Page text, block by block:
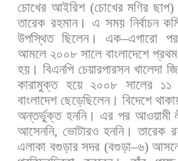
চোখের আইরিশ(চোখের মণির ছাপ)
তারেক রহমান। এ সময় নির্বাচন
উপস্থিত ছিলেন। এক–এগারো
আমলে ২০০৮ সালে বাংলাদেশে প্রথম
হয়। বিএনপি চেয়ারপারসন খালেদা
কারামুক্ত হয়ে ২০০৮ সালের ১১
বাংলাদেশ ছেড়েছিলেন। বিদেশে
অন্তর্ভুক্ত হননি। এর পর আওয়ামী
আসেননি,ভোটারও হননি। তারেক
এলাকা বগুড়ার সদর (বগুড়া–৬)